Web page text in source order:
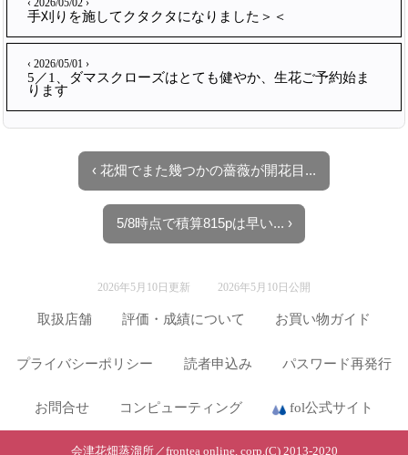
‹ 2026/05/02 ›
手刈りを施してクタクタになりました＞＜
‹ 2026/05/01 ›
5／1、ダマスクローズはとても健やか、生花ご予約始ま
ります
‹ 花畑でまた幾つかの薔薇が開花目...
5/8時点で積算815pは早い... ›
2026年5月10日更新 2026年5月10日公開
取扱店舗 評価・成績について お買い物ガイド
プライバシーポリシー 読者申込み パスワード再発行
お問合せ コンピューティング fol公式サイト
会津花畑蒸溜所／frontea online, corp.(C) 2013-2020